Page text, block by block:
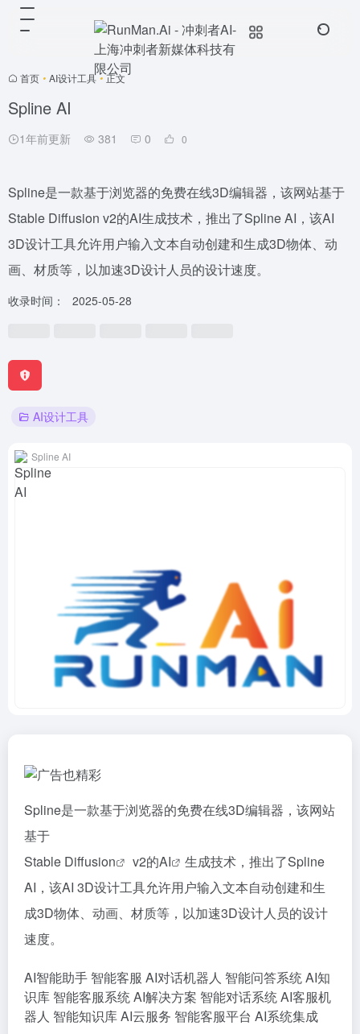
首页 • AI设计工具 • 正文
Spline AI
1年前更新 381 0 0
Spline是一款基于浏览器的免费在线3D编辑器，该网站基于
Stable Diffusion v2的AI生成技术，推出了Spline AI，该AI
3D设计工具允许用户输入文本自动创建和生成3D物体、动
画、材质等，以加速3D设计人员的设计速度。
收录时间： 2025-05-28
AI设计工具
Spline AI
Spline是一款基于浏览器的免费在线3D编辑器，该网站
基于
Stable Diffusion
v2的AI
生成技术，推出了Spline
AI，该AI 3D设计工具允许用户输入文本自动创建和生
成3D物体、动画、材质等，以加速3D设计人员的设计
速度。
AI智能助手 智能客服 AI对话机器人 智能问答系统AI知
识库 智能客服系统AI解决方案 智能对话系统AI客服机
器人 智能知识库AI云服务 智能客服平台 AI系统集成